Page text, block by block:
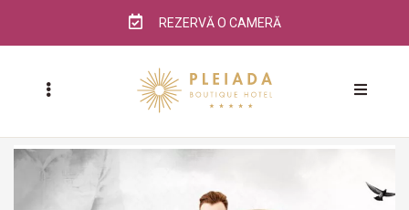
REZERVĂ O CAMERĂ